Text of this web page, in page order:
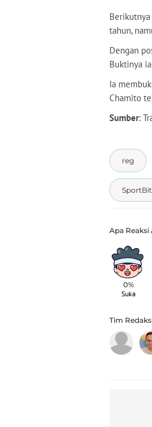
tahun,
Dengan
Buktinya
Ia
Chamito
Sumber:
reg
0%
Suka
Tim